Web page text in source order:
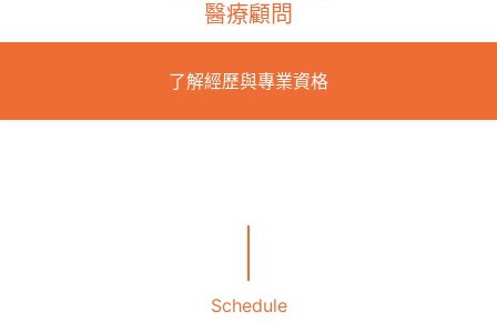
醫療顧問
了解經歷與專業資格
Schedule